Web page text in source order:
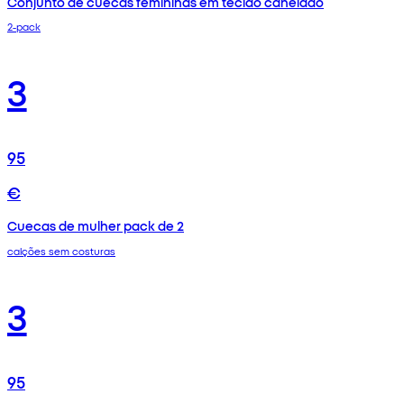
2-pack
3
95
€
Cuecas de mulher pack de 2
calções sem costuras
3
95